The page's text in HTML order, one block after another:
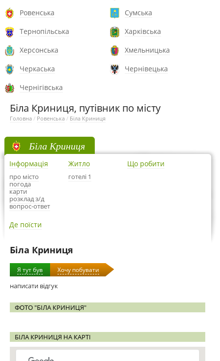
Ровенська
Сумська
Тернопільська
Харківська
Херсонська
Хмельницька
Черкаська
Чернівецька
Чернігівська
Біла Криниця, путівник по місту
Головна / Ровенська / Біла Криниця
Біла Криниця
Інформація
про місто
погода
карти
розклад з/д
вопрос-ответ
Житло
готелі 1
Що робити
Де поїсти
Біла Криниця
Я тут був Хочу побувати
написати відгук
ФОТО "БІЛА КРИНИЦЯ"
БІЛА КРИНИЦЯ НА КАРТІ